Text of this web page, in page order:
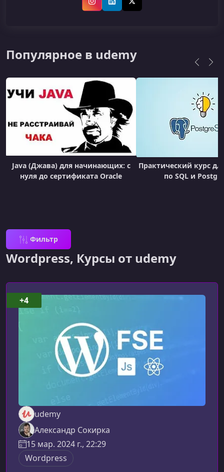
InstagramLinkedInX (Twitter)
Популярное в udemy
Java (Джава) для начинающих: с
нуля до сертификата Oracle
Практический курс
по SQL и
Фильтр
Wordpress, Курсы от udemy
udemy
Александр Сокирка
15 мар. 2024 г., 22:29
Wordpress
+4